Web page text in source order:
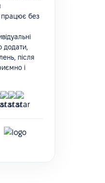
працює без
додати,
після
і